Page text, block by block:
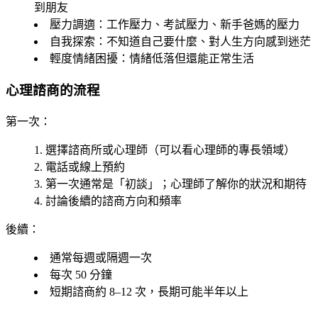
到朋友
壓力調適 ：工作壓力、考試壓力、新手爸媽的壓力
自我探索 ：不知道自己要什麼、對人生方向感到迷茫
輕度情緒困擾 ：情緒低落但還能正常生活
心理諮商的流程
第一次 ：
選擇諮商所或心理師（可以看心理師的專長領域）
電話或線上預約
第一次通常是「初談」；心理師了解你的狀況和期待
討論後續的諮商方向和頻率
後續 ：
通常每週或隔週一次
每次 50 分鐘
短期諮商約 8–12 次，長期可能半年以上